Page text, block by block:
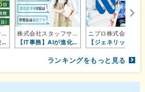
株式会社スタッフサービス エンジニ…
【事務職】営業や接客は向いてないか…
株式会社スタッフサービス エンジニ…
【IT事務】AIが進化してもなくな…
ランキングをもっと見る